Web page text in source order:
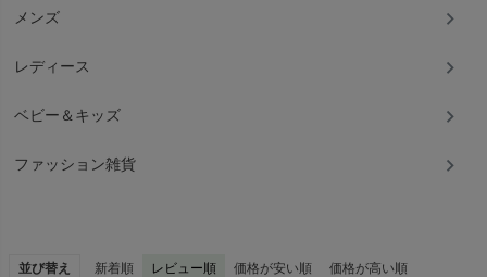
なう何百もの団体に、
メンズ
レディース
ベビー＆キッズ
ファッション雑貨
並び替え 新着順 レビュー順 価格が安い順 価格が高い順